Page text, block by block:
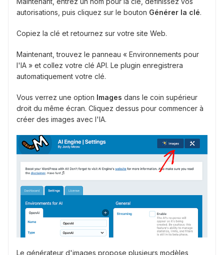
autorisations, puis cliquez sur le bouton Générer la clé.
Copiez la clé et retournez sur votre site Web.
Maintenant, trouvez le panneau « Environnements pour
l'IA » et collez votre clé API. Le plugin enregistrera
automatiquement votre clé.
Vous verrez une option Images dans le coin supérieur
droit du même écran. Cliquez dessus pour commencer à
créer des images avec l'IA.
Le générateur d'images propose plusieurs modèles